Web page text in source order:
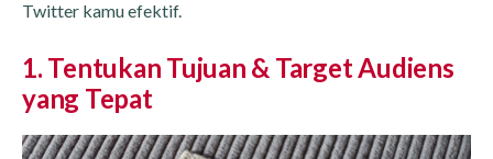
Twitter kamu efektif.
1. Tentukan Tujuan & Target Audiens
yang Tepat